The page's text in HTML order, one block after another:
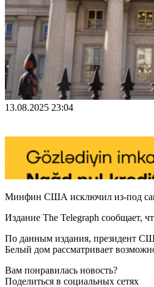
13.08.2025 23:04
Минфин США исключил из-под
Издание The Telegraph сообщает,
По данным издания, президент
Белый дом рассматривает
Вам понравилась новость?
Поделиться в социальных сетях